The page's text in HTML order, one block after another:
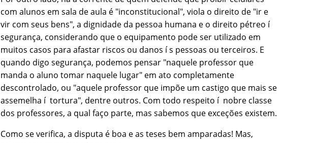
com alunos em sala de aula é "inconstitucional", viola o direito de "ir e
vir com seus bens", a dignidade da pessoa humana e o direito pétreo í
segurança, considerando que o equipamento pode ser utilizado em
muitos casos para afastar riscos ou danos í s pessoas ou terceiros. E
quando digo segurança, podemos pensar "naquele professor que
manda o aluno tomar naquele lugar" em ato completamente
descontrolado, ou "aquele professor que impõe um castigo que mais se
assemelha í tortura", dentre outros. Com todo respeito í nobre classe
dos professores, a qual faço parte, mas sabemos que exceções existem.
Como se verifica, a disputa é boa e as teses bem amparadas! Mas,